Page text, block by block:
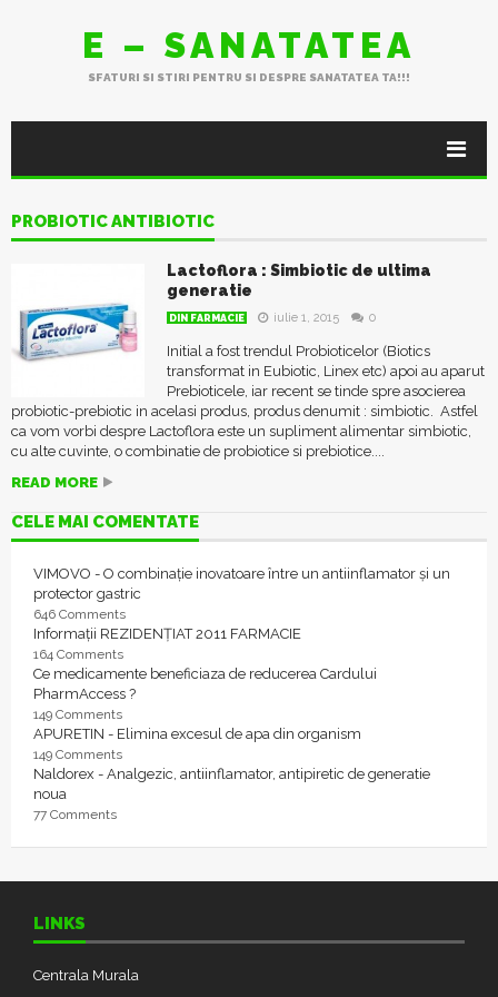
E – SANATATEA
SFATURI SI STIRI PENTRU SI DESPRE SANATATEA TA!!!
PROBIOTIC ANTIBIOTIC
Lactoflora : Simbiotic de ultima
generatie
DIN FARMACIE iulie 1, 2015 0
Initial a fost trendul Probioticelor (Biotics
transformat in Eubiotic, Linex etc) apoi au aparut
Prebioticele, iar recent se tinde spre asocierea
probiotic-prebiotic in acelasi produs, produs denumit : simbiotic. Astfel
ca vom vorbi despre Lactoflora este un supliment alimentar simbiotic,
cu alte cuvinte, o combinatie de probiotice si prebiotice....
READ MORE
CELE MAI COMENTATE
VIMOVO - O combinație inovatoare între un antiinflamator și un
protector gastric
646 Comments
Informații REZIDENȚIAT 2011 FARMACIE
164 Comments
Ce medicamente beneficiaza de reducerea Cardului
PharmAccess ?
149 Comments
APURETIN - Elimina excesul de apa din organism
149 Comments
Naldorex - Analgezic, antiinflamator, antipiretic de generatie
noua
77 Comments
LINKS
Centrala Murala